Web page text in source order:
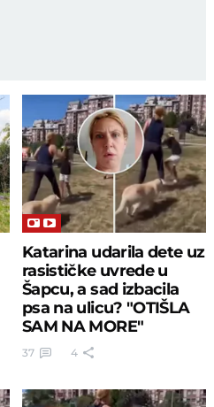
Katarina udarila dete uz
rasističke uvrede u
Šapcu, a sad izbacila
psa na ulicu? "OTIŠLA
SAM NA MORE"
37 4